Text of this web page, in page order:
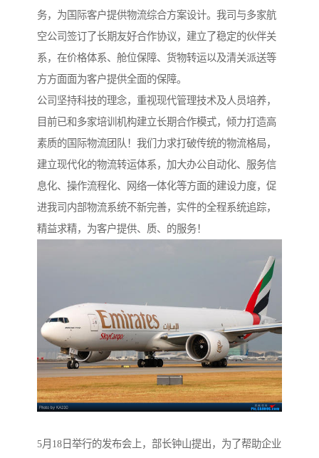
务，为国际客户提供物流综合方案设计。我司与多家航
空公司签订了长期友好合作协议，建立了稳定的伙伴关
系，在价格体系、舱位保障、货物转运以及清关派送等
方方面面为客户提供全面的保障。
公司坚持科技的理念，重视现代管理技术及人员培养，
目前已和多家培训机构建立长期合作模式，倾力打造高
素质的国际物流团队！我们力求打破传统的物流格局，
建立现代化的物流转运体系，加大办公自动化、服务信
息化、操作流程化、网络一体化等方面的建设力度，促
进我司内部物流系统不新完善，实件的全程系统追踪，
精益求精，为客户提供、质、的服务！
5月18日举行的发布会上，部长钟山提出，为了帮助企业